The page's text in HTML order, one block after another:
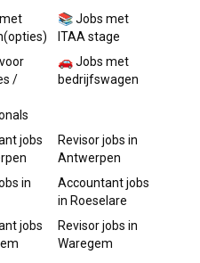
📚 Jobs met
ITAA stage
/
🚗 Jobs met
bedrijfswagen
jobs
Revisorjobs in
Antwerpen
in
Accountantjobs
in Roeselare
jobs
Revisorjobs in
Waregem